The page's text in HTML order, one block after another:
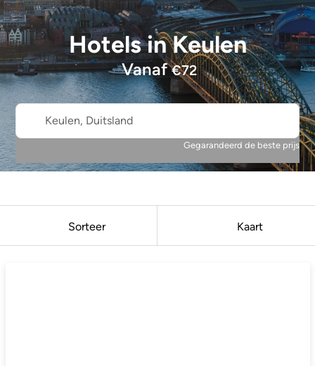
HotelsinKeulen
Vanaf€72
Keulen, Duitsland
Gegarandeerd de beste prijs
Sorteer Kaart